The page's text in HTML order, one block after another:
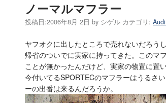
ノーマルマフラー
投稿日:2006年8月 2日 by シゲル カテゴリ:
ヤフオクに出したところで売れないだろう
帰省のついでに実家に持ってきた。このマ
ことが無かったんだけど、実家の物置に置
今付いてるSPORTECのマフラーはうるさ
ーの出番は来るんだろうか。